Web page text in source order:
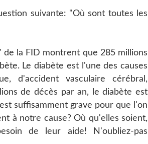
suivante: "Où sont toutes les
de la FID montrent que 285 millions
Le diabète est l'une des causes
d'accident vasculaire cérébral,
de décès par an, le diabète est
suffisamment grave pour que l'on
à notre cause? Où qu'elles soient,
de leur aide! N'oubliez-pas